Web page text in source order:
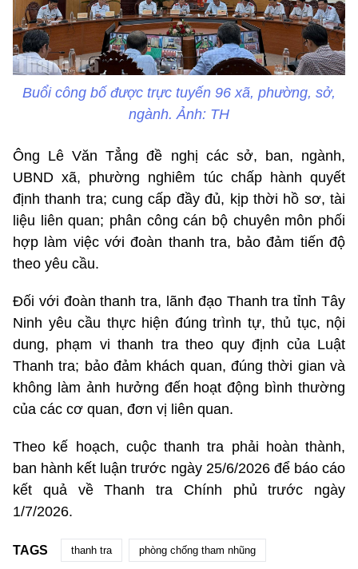
Buổi công bố được trực tuyến 96 xã, phường, sở,
ngành. Ảnh: TH
Ông Lê Văn Tẳng đề nghị các sở, ban, ngành,
UBND xã, phường nghiêm túc chấp hành quyết
định thanh tra; cung cấp đầy đủ, kịp thời hồ sơ, tài
liệu liên quan; phân công cán bộ chuyên môn phối
hợp làm việc với đoàn thanh tra, bảo đảm tiến độ
theo yêu cầu.
Đối với đoàn thanh tra, lãnh đạo Thanh tra tỉnh Tây
Ninh yêu cầu thực hiện đúng trình tự, thủ tục, nội
dung, phạm vi thanh tra theo quy định của Luật
Thanh tra; bảo đảm khách quan, đúng thời gian và
không làm ảnh hưởng đến hoạt động bình thường
của các cơ quan, đơn vị liên quan.
Theo kế hoạch, cuộc thanh tra phải hoàn thành,
ban hành kết luận trước ngày 25/6/2026 để báo cáo
kết quả về Thanh tra Chính phủ trước ngày
1/7/2026.
TAGS thanh tra phòng chống tham nhũng